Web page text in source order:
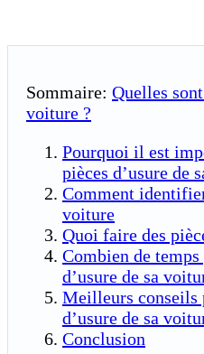
Sommaire: Quelles
voiture ?
Pourquoi il est
pièces d’usure de
Comment
voiture
Quoi faire des
Combien de
d’usure de sa
Meilleurs conseils
d’usure de sa
Conclusion